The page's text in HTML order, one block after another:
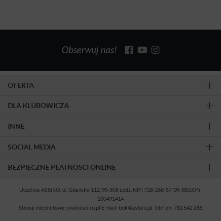
Obserwuj nas!
OFERTA
DLA KLUBOWICZA
INNE
SOCIAL MEDIA
BEZPIECZNE PŁATNOŚCI ONLINE
Uczelnia ASBiRO, ul. Gdańska 112, 90-508 Łódź, NIP: 728-268-57-09, REGON:
100491414
Strona internetowa: www.asbiro.pl E-mail: bok@asbiro.pl Telefon: 781 542 288